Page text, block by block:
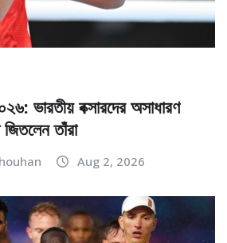
ভারতীয় বক্সারদের অসাধারণ
তাঁরা
Aug 2, 2026